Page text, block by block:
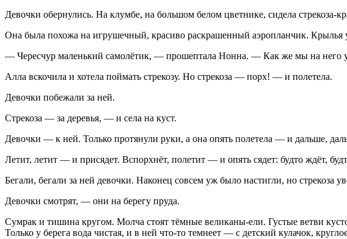
Девочки обернулись. На клумбе, на большом белом цветнике, сидела стрекоза-
Она была похожа на игрушечный, красиво раскрашенный аэропланчик. Крылья
— Чересчур маленький самолётик, — прошептала Нонна. — Как же мы на него
Алла вскочила и хотела поймать стрекозу. Но стрекоза — порх! — и полетела.
Девочки побежали за ней.
Стрекоза — за деревья, — и села на куст.
Девочки — к ней. Только протянули руки, а она опять полетела — и дальше,
Летит, летит — и присядет. Вспорхнёт, полетит — и опять сядет: будто ждёт,
Бегали, бегали за ней девочки. Наконец совсем уж было настигли, но стрекоза
Девочки смотрят, — они на берегу пруда.
Сумрак и тишина кругом. Молча стоят тёмные великаны-ели. Густые ветви
Только у берега вода чистая, и в ней что-то темнеет — с детский кулачок,